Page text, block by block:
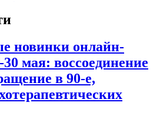
новинки онлайн-
мая: воссоединение
в 90-е,